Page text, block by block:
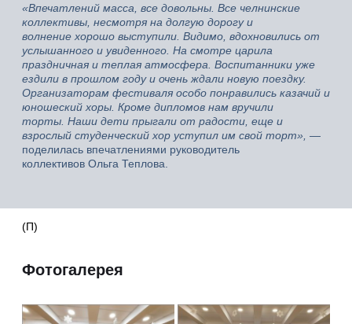
«Впечатлений масса, все довольны. Все челнинские
коллективы, несмотря на долгую дорогу и
волнение хорошо выступили. Видимо, вдохновились от
услышанного и увиденного. На смотре царила
праздничная и теплая атмосфера. Воспитанники уже
ездили в прошлом году и очень ждали новую поездку.
Организаторам фестиваля особо понравились казачий и
юношеский хоры. Кроме дипломов нам вручили
торты. Наши дети прыгали от радости, еще и
взрослый студенческий хор уступил им свой торт», —
поделилась впечатлениями руководитель
коллективов Ольга Теплова.
(П)
Фотогалерея